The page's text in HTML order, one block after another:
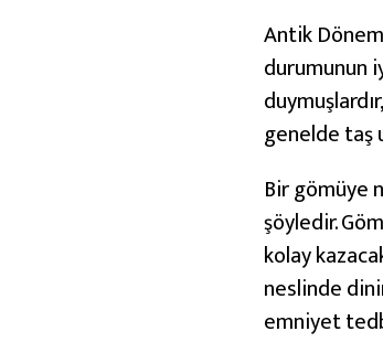
Antik
durumunun
genelde taş
Bir gömüye
şöyledir.
kolay
neslinde
emniyet